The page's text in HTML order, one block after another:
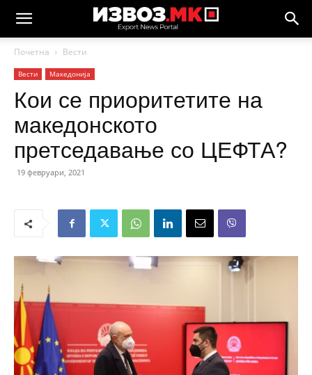
Почетна Вести
Вести Македонија
Кои се приоритетите на
македонското
претседавање со ЦЕФТА?
19 февруари, 2021